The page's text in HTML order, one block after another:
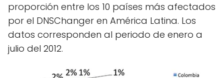
proporción entre los 10 países más afectados
por el DNSChanger en América Latina. Los
datos corresponden al periodo de enero a
julio del 2012.